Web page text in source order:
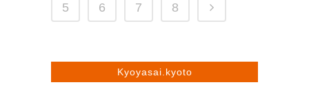
5 6 7 8
Kyoyasai.kyoto